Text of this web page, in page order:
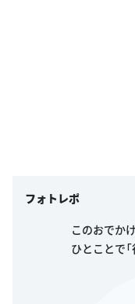
フォトレポ
このおでか
ひとことで「